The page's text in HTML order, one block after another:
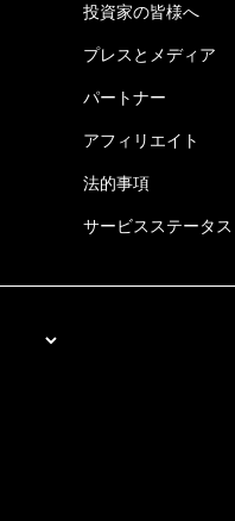
投資家の皆様へ
プレスとメディア
パートナー
アフィリエイト
法的事項
サービスステータス